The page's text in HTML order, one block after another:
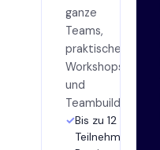
ganze
Teams,
praktische
Workshops
und
Teambuilding.
Bis zu 12
Teilnehmer